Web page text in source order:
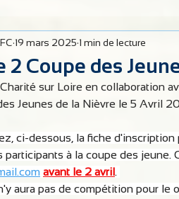
Réunions CoDir
2 Coupe des
19 mars 2025 1 min de lecture
sur Loire en collaboration
Jeunes de la Nièvre le 5 Avril
ci-dessous, la fiche
participants à la coupe des jeune.
avant le 2 avril.
aura pas de compétition pour le